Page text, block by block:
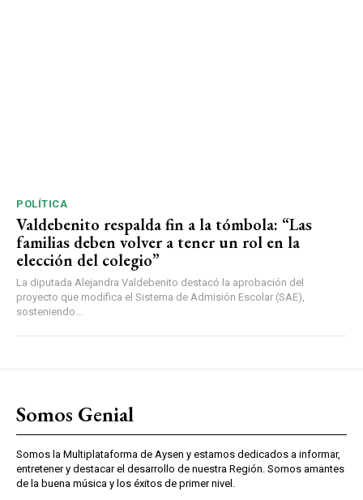
POLÍTICA
Valdebenito respalda fin a la tómbola: “Las
familias deben volver a tener un rol en la
elección del colegio”
La diputada Alejandra Valdebenito destacó la aprobación del
proyecto que modifica el Sistema de Admisión Escolar (SAE),
sosteniendo...
Somos Genial
Somos la Multiplataforma de Aysen y estamos dedicados a informar,
entretener y destacar el desarrollo de nuestra Región. Somos amantes
de la buena música y los éxitos de primer nivel.